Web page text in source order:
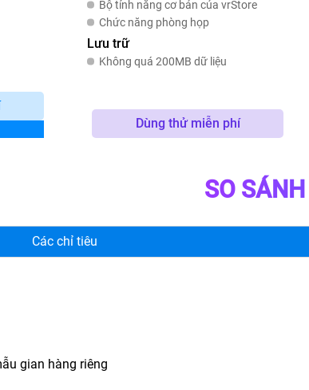
Bộ tính năng cơ bản của vrStore
Chức năng phòng họp
Lưu trữ
Không quá 200MB dữ liệu
Dùng thử miễn phí
SO SÁNH
Các chỉ tiêu
gian hàng riêng